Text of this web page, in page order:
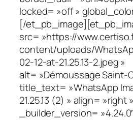
locked= »off »
[/
src= »https://
content/uploads/
02-12-at-21.25.13-2.jpeg »
alt= »Démoussage Saint-
title_text= »WhatsApp
21.25.13 (2) » align= »right »
_builder_version=